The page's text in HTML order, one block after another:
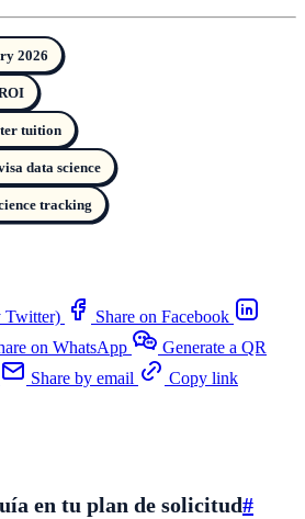
2026
tuition
data science
tracking
Twitter)
Share on Facebook
on WhatsApp
Generate a QR
Share by email
Copy link
en tu plan de solicitud#